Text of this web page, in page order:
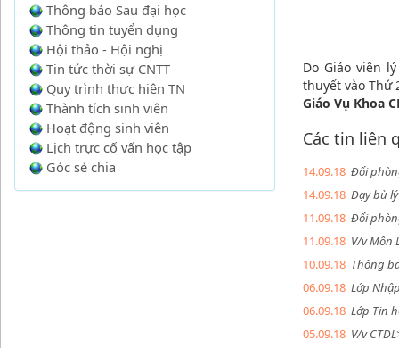
Thông báo Sau đại học
Thông tin tuyển dụng
Hội thảo - Hội nghị
Tin tức thời sự CNTT
Quy trình thực hiện TN
Thành tích sinh viên
Hoạt động sinh viên
Lịch trực cố vấn học tập
Góc sẻ chia
Do Giáo viên
thuyết vào Thứ
Giáo Vụ Khoa
Các tin liên
14.09.18 Đổi
14.09.18 Dạy bù
11.09.18 Đổi
11.09.18 V/v Môn
10.09.18 Thông
06.09.18 Lớp
06.09.18 Lớp Tin
05.09.18 V/v